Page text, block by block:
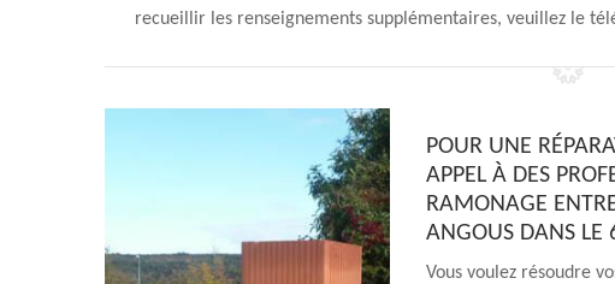
recueillir les renseignements supplémentaires, veuillez le
POUR UNE
APPEL À DES
RAMONAGE
ANGOUS DANS LE
Vous voulez résoudre